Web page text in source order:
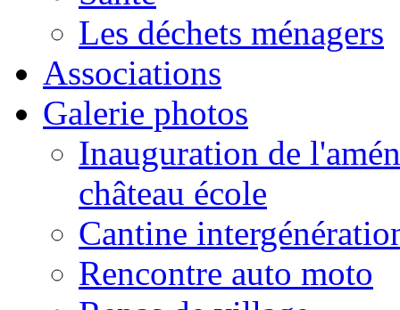
Les déchets ménagers
Associations
Galerie photos
Inauguration de
château école
Cantine
Rencontre auto moto